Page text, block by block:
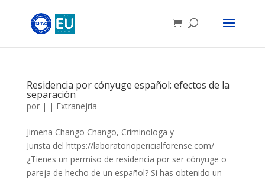
Residencia por cónyuge español: efectos de la
separación
por | | Extranejría
Jimena Chango Chango, Criminologa y
Jurista del https://laboratoriopericialforense.com/
¿Tienes un permiso de residencia por ser cónyuge o
pareja de hecho de un español? Si has obtenido un